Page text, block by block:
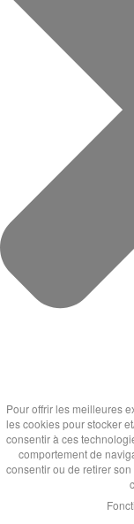
Pour offrir les meilleures
les cookies pour stocker
consentir à ces
comportement de
consentir ou de retirer